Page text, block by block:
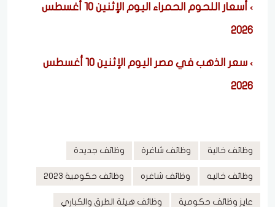
أسعار اللحوم الحمراء اليوم الإثنين 10 أغسطس
2026
سعر الذهب في مصر اليوم الإثنين 10 أغسطس
2026
وظائف خالية وظائف شاغرة وظائف جديدة
وظائف خاليه وظائف شاغره وظائف حكومية 2023
عايز وظائف حكومية وظائف هيئة الطرق والكباري